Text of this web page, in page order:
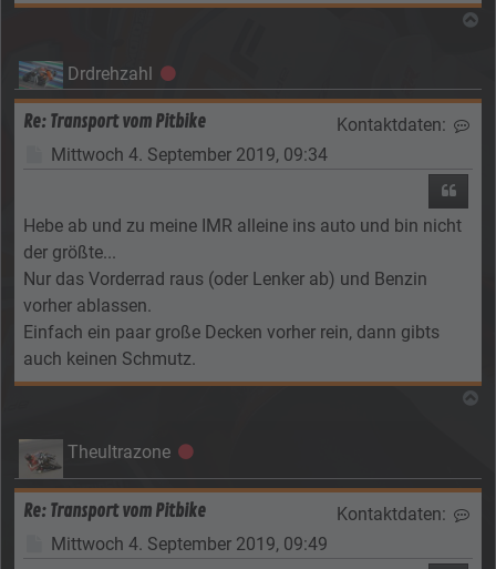
Drdrehzahl Offline
Re: Transport vom Pitbike Kontaktdaten:
Beitrag
Mittwoch 4. September 2019, 09:34
Hebe ab und zu meine IMR alleine ins auto und bin nicht
der größte...
Nur das Vorderrad raus (oder Lenker ab) und Benzin
vorher ablassen.
Einfach ein paar große Decken vorher rein, dann gibts
auch keinen Schmutz.
Theultrazone Offline
Re: Transport vom Pitbike Kontaktdaten:
Beitrag
Mittwoch 4. September 2019, 09:49